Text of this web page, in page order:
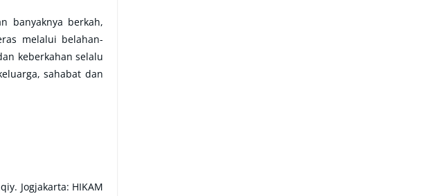
banyaknya berkah,
melalui belahan-
keberkahan selalu
sahabat dan
Jogjakarta: HIKAM